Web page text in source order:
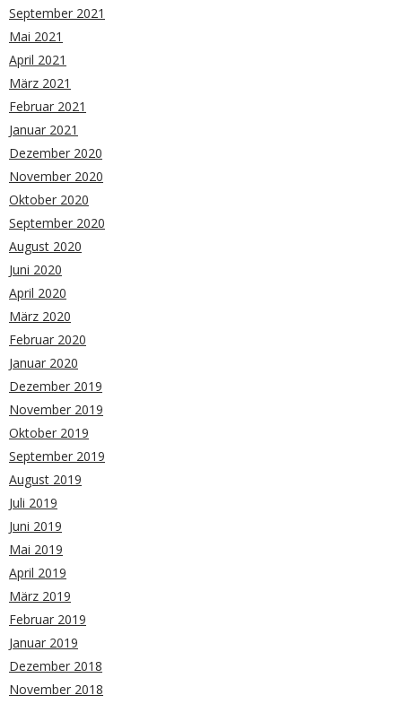
September 2021
Mai 2021
April 2021
März 2021
Februar 2021
Januar 2021
Dezember 2020
November 2020
Oktober 2020
September 2020
August 2020
Juni 2020
April 2020
März 2020
Februar 2020
Januar 2020
Dezember 2019
November 2019
Oktober 2019
September 2019
August 2019
Juli 2019
Juni 2019
Mai 2019
April 2019
März 2019
Februar 2019
Januar 2019
Dezember 2018
November 2018